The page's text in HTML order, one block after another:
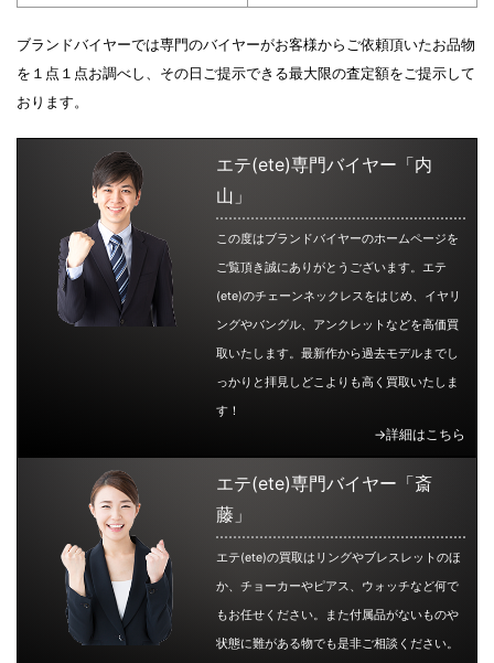
ブランドバイヤーでは専門のバイヤーがお客様からご依頼頂いたお品物
を１点１点お調べし、その日ご提示できる最大限の査定額をご提示して
おります。
エテ(ete)専門バイヤー「内
山」
この度はブランドバイヤーのホームページを
ご覧頂き誠にありがとうございます。エテ
(ete)のチェーンネックレスをはじめ、イヤリ
ングやバングル、アンクレットなどを高価買
取いたします。最新作から過去モデルまでし
っかりと拝見しどこよりも高く買取いたしま
す！
→詳細はこちら
エテ(ete)専門バイヤー「斎
藤」
エテ(ete)の買取はリングやブレスレットのほ
か、チョーカーやピアス、ウォッチなど何で
もお任せください。また付属品がないものや
状態に難がある物でも是非ご相談ください。